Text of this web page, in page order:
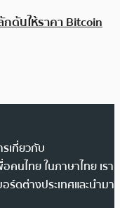
ดันให้ราคา Bitcoin
เกี่ยวกับ
คนไทย ในภาษาไทย เรา
ร์ดต่างประเทศและนำมา